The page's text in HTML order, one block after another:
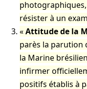
résister à un
Attitude de la
parès la parution
la Marine
infirmer
positifs établis à